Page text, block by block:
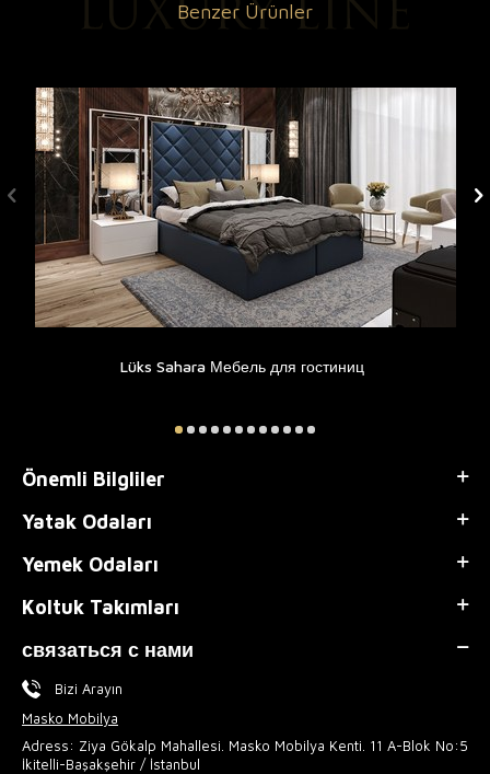
Benzer Ürünler
Lüks Sahara Мебель для гостиниц
Önemli Bilgliler
Yatak Odaları
Yemek Odaları
Koltuk Takımları
связаться с нами
Bizi Arayın
Masko Mobilya
Adress: Ziya Gökalp Mahallesi. Masko Mobilya Kenti. 11 A-Blok No:5
İkitelli-Başakşehir / İstanbul